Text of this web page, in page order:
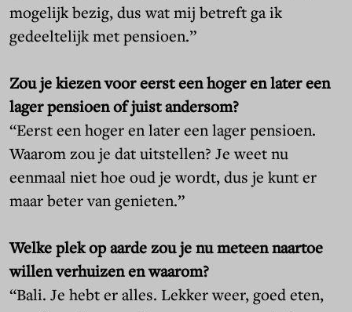
mogelijk bezig, dus wat mij betreft ga ik
gedeeltelijk met pensioen.”
Zou je kiezen voor eerst een hoger en later een
lager pensioen of juist andersom?
“Eerst een hoger en later een lager pensioen.
Waarom zou je dat uitstellen? Je weet nu
eenmaal niet hoe oud je wordt, dus je kunt er
maar beter van genieten.”
Welke plek op aarde zou je nu meteen naartoe
willen verhuizen en waarom?
“Bali. Je hebt er alles. Lekker weer, goed eten,